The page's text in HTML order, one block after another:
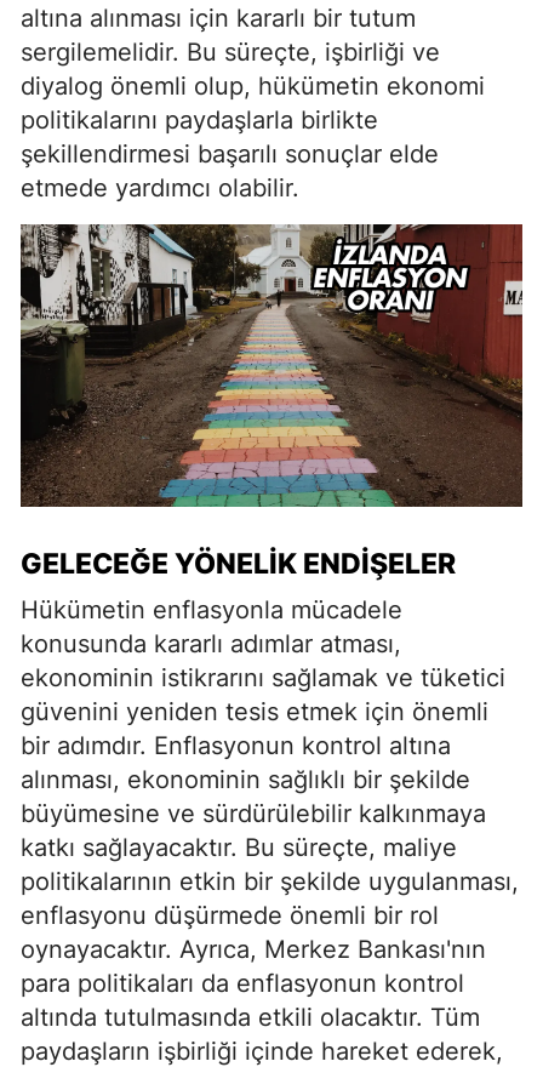
altına alınması için kararlı bir tutum
sergilemelidir. Bu süreçte, işbirliği ve
diyalog önemli olup, hükümetin ekonomi
politikalarını paydaşlarla birlikte
şekillendirmesi başarılı sonuçlar elde
etmede yardımcı olabilir.
GELECEĞE YÖNELIK ENDIŞELER
Hükümetin enflasyonla mücadele
konusunda kararlı adımlar atması,
ekonominin istikrarını sağlamak ve tüketici
güvenini yeniden tesis etmek için önemli
bir adımdır. Enflasyonun kontrol altına
alınması, ekonominin sağlıklı bir şekilde
büyümesine ve sürdürülebilir kalkınmaya
katkı sağlayacaktır. Bu süreçte, maliye
politikalarının etkin bir şekilde uygulanması,
enflasyonu düşürmede önemli bir rol
oynayacaktır. Ayrıca, Merkez Bankası'nın
para politikaları da enflasyonun kontrol
altında tutulmasında etkili olacaktır. Tüm
paydaşların işbirliği içinde hareket ederek,